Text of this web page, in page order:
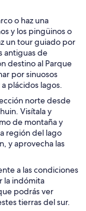
o haz una
y los pingüinos o
un tour guiado por
antiguas de
destino al Parque
por sinuosos
plácidos lagos.
norte desde
Visítala y
de montaña y
región del lago
y aprovecha las
a las condiciones
la indómita
podrás ver
tierras del sur.